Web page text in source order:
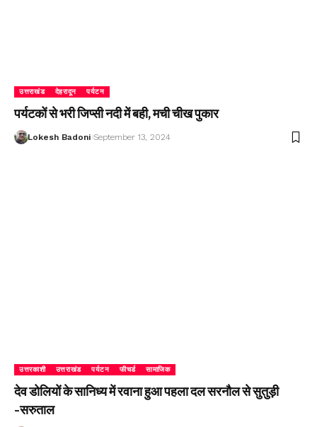
उत्तराखंड देहरादून पर्यटन
पर्यटकों से भरी जिप्सी नदी में बही, मची चीख पुकार
Lokesh Badoni September 13, 2024
उत्तरकाशी उत्तराखंड पर्यटन फीचर्ड सामाजिक
देव डोलियों के सानिध्य में रवाना हुआ पहला दल सरनौल से सुतुड़ी
-सरुताल